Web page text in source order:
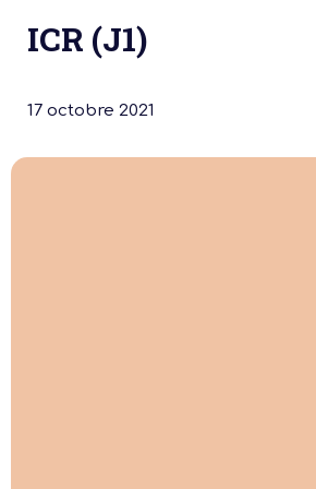
ICR (J1)
17 octobre 2021